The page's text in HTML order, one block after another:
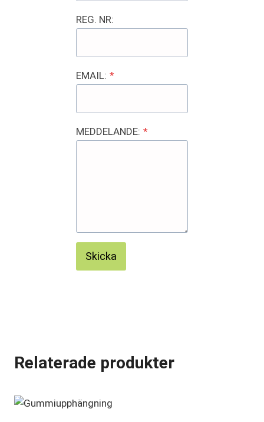
REG. NR:
EMAIL: *
MEDDELANDE: *
Skicka
Relaterade produkter